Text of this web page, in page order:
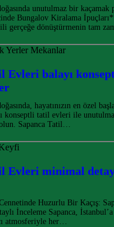
unutulmaz bir kaçamak
Bungalov Kiralama
gerçeğe dönüştürmenin tam
Evleri balayı
hayatınızın en özel
konseptli tatil evleri ile
Sapanca Tatil…
Evleri minimal
Cennetinde Huzurlu Bir Kaçış:
İnceleme Sapanca, İstanbul’a
atmosferiyle her…